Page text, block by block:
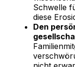
Schwelle
diese
Den